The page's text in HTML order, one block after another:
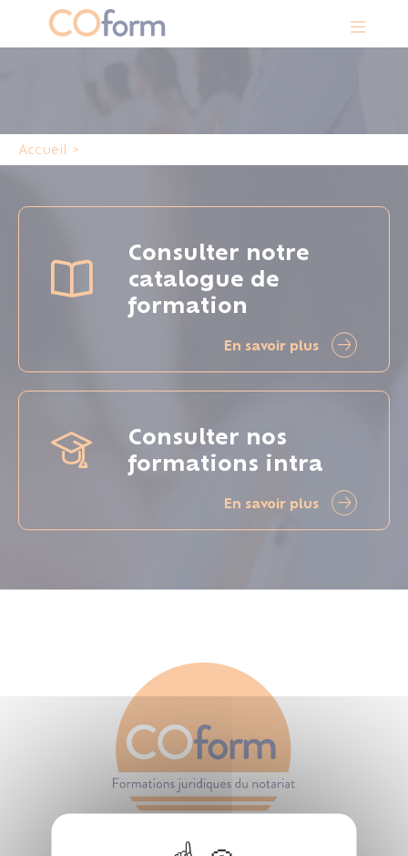
Accueil >
Consulter notre
catalogue de
formation
En savoir plus
Consulter nos
formations intra
En savoir plus
Panneau de gestion des cookies